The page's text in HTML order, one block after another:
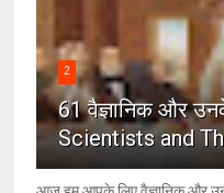
2
61 वैज्ञानिक और
Scientists and